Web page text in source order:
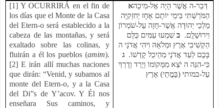
[1] Y OCURRIRÁ en el fin de
los días que el Monte de la Casa
del Etern-o será establecido a la
cabeza de las montañas, y será
exaltado sobre las colinas, y
fluirán a él los pueblos (amim).
[2] E irán allí muchas naciones
que dirán: “Venid, y subamos al
monte del Etern-o, y a la Casa
del Di”s de Y’acov. Y Él nos
enseñara Sus caminos, y
אדְּבַר-ה אֲשֶׁר הָיָה אֶל-מִיכָה
הַמֹּרַשְׁתִּי בִּימֵי יוֹתָם אָחָז יְחִזְקִיָּה
מַלְכֵי יְהוּדָה אֲשֶׁר-חָזָה עַל-שֹׁמְרוֹן
וִירוּשָׁלִָם. ב שִׁמְעוּ עַמִּים כֻּלָּם
הַקְשִׁיבִי אֶרֶץ וּמְלֹאָהּ וִיהִי אֲדֹנָי ה
בָּכֶם לְעֵד אֲדֹנָי מֵהֵיכַל קָדְשׁוֹ.ג
כִּי-הִנֵּה ה יֹצֵא מִמְּקוֹמוֹ וְיָרַד וְדָרַךְ
עַל-במותי (בָּמֳתֵי) אָרֶץ